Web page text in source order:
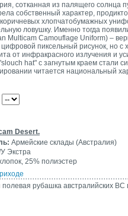
сотканная из палящего солнца
собственный характер,
хлопчатобумажных
ловушку. Именно тогда
Multicam Camouflage Uniform) –
пиксельный рисунок, но
от инфракрасного излучения и
hat" с загнутым краем стали
читается национальный
Desert.
Армейские склады (Австралия)
Экстра
25% полиэстер
полевая рубашка австралийских